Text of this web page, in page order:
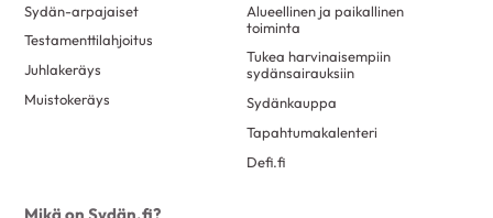
Sydän-arpajaiset
Testamenttilahjoitus
Juhlakeräys
Muistokeräys
Alueellinen ja paikallinen
toiminta
Tukea harvinaisempiin
sydänsairauksiin
Sydänkauppa
Tapahtumakalenteri
Defi.fi